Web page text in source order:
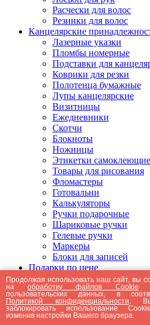
Расчески для волос
Резинки для волос
Канцелярские
Лазерные указки
Пломбы номерные
Подставки для
Коврики для резки
Полотенца бумажные
Лупы канцелярские
Визитницы
Ежедневники
Скотчи
Блокноты
Ножницы
Этикетки
Товары для рисования
Фломастеры
Готовальни
Калькуляторы
Ручки подарочные
Шариковые ручки
Гелевые ручки
Маркеры
Блоки для записей
Подарки по цене
Подарки от 5000
Подарки до 5000
Подарки до 3000
Подарки до 2000
Подарки до 1000 рублей
Продолжая использовать наш сайт, вы
наобработку файлов Cookie и
пользовательских данных, в
Политикой конфиденциальности .
заблокировать использование
изменив настройки Вашего браузера.